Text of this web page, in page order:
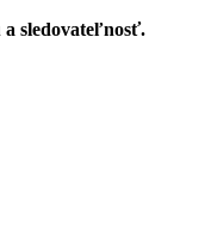
a sledovateľnosť.